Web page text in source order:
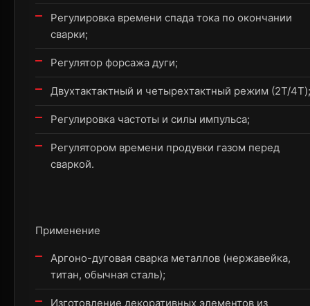
Регулировка времени спада тока по окончании
сварки;
Регулятор форсажа дуги;
Двухтактактный и четырехтактный режим (2T/4T);
Регулировка частоты и силы импульса;
Регулятором времени продувки газом перед
сваркой.
Применение
Аргоно-дуговая сварка металлов (нержавейка,
титан, обычная сталь);
Изготовление декоративных элементов из